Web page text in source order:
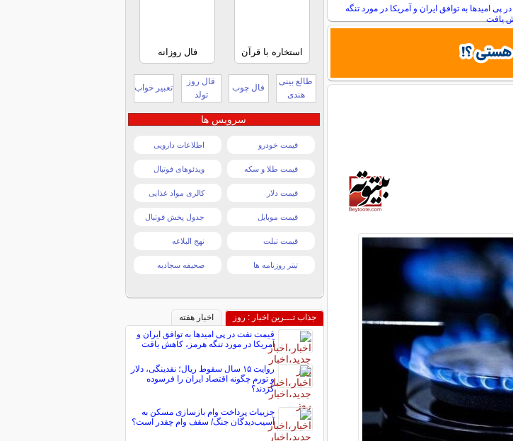
پی امیدها به توافق ایران و آمریکا در مورد تنگه
یافت
استخاره با قرآن فال روزانه
طالع بینی
هندی
فال چوب
فال روز
تولد
تعبیر خواب
سرویس ها
قیمت خودرو اطلاعات دارویی
قیمت طلا و سکه ویدئوهای فوتبال
قیمت دلار کالری مواد غذایی
قیمت موبایل جدول پخش فوتبال
قیمت تبلت نهج البلاغه
تیتر روزنامه ها صحیفه سجادیه
جذاب تـــرین اخبار : روز
اخبار هفته
قیمت نفت در پی امیدها به توافق ایران و
آمریکا در مورد تنگه هرمز، کاهش یافت
روایت ۱۵ سال سقوط ریال؛ نقدینگی، دلار
و تورم چگونه اقتصاد ایران را فرسوده
کردند؟
جزییات پرداخت وام بازسازی مسکن به
آسیب‌دیدگان جنگ/ سقف وام چقدر است؟